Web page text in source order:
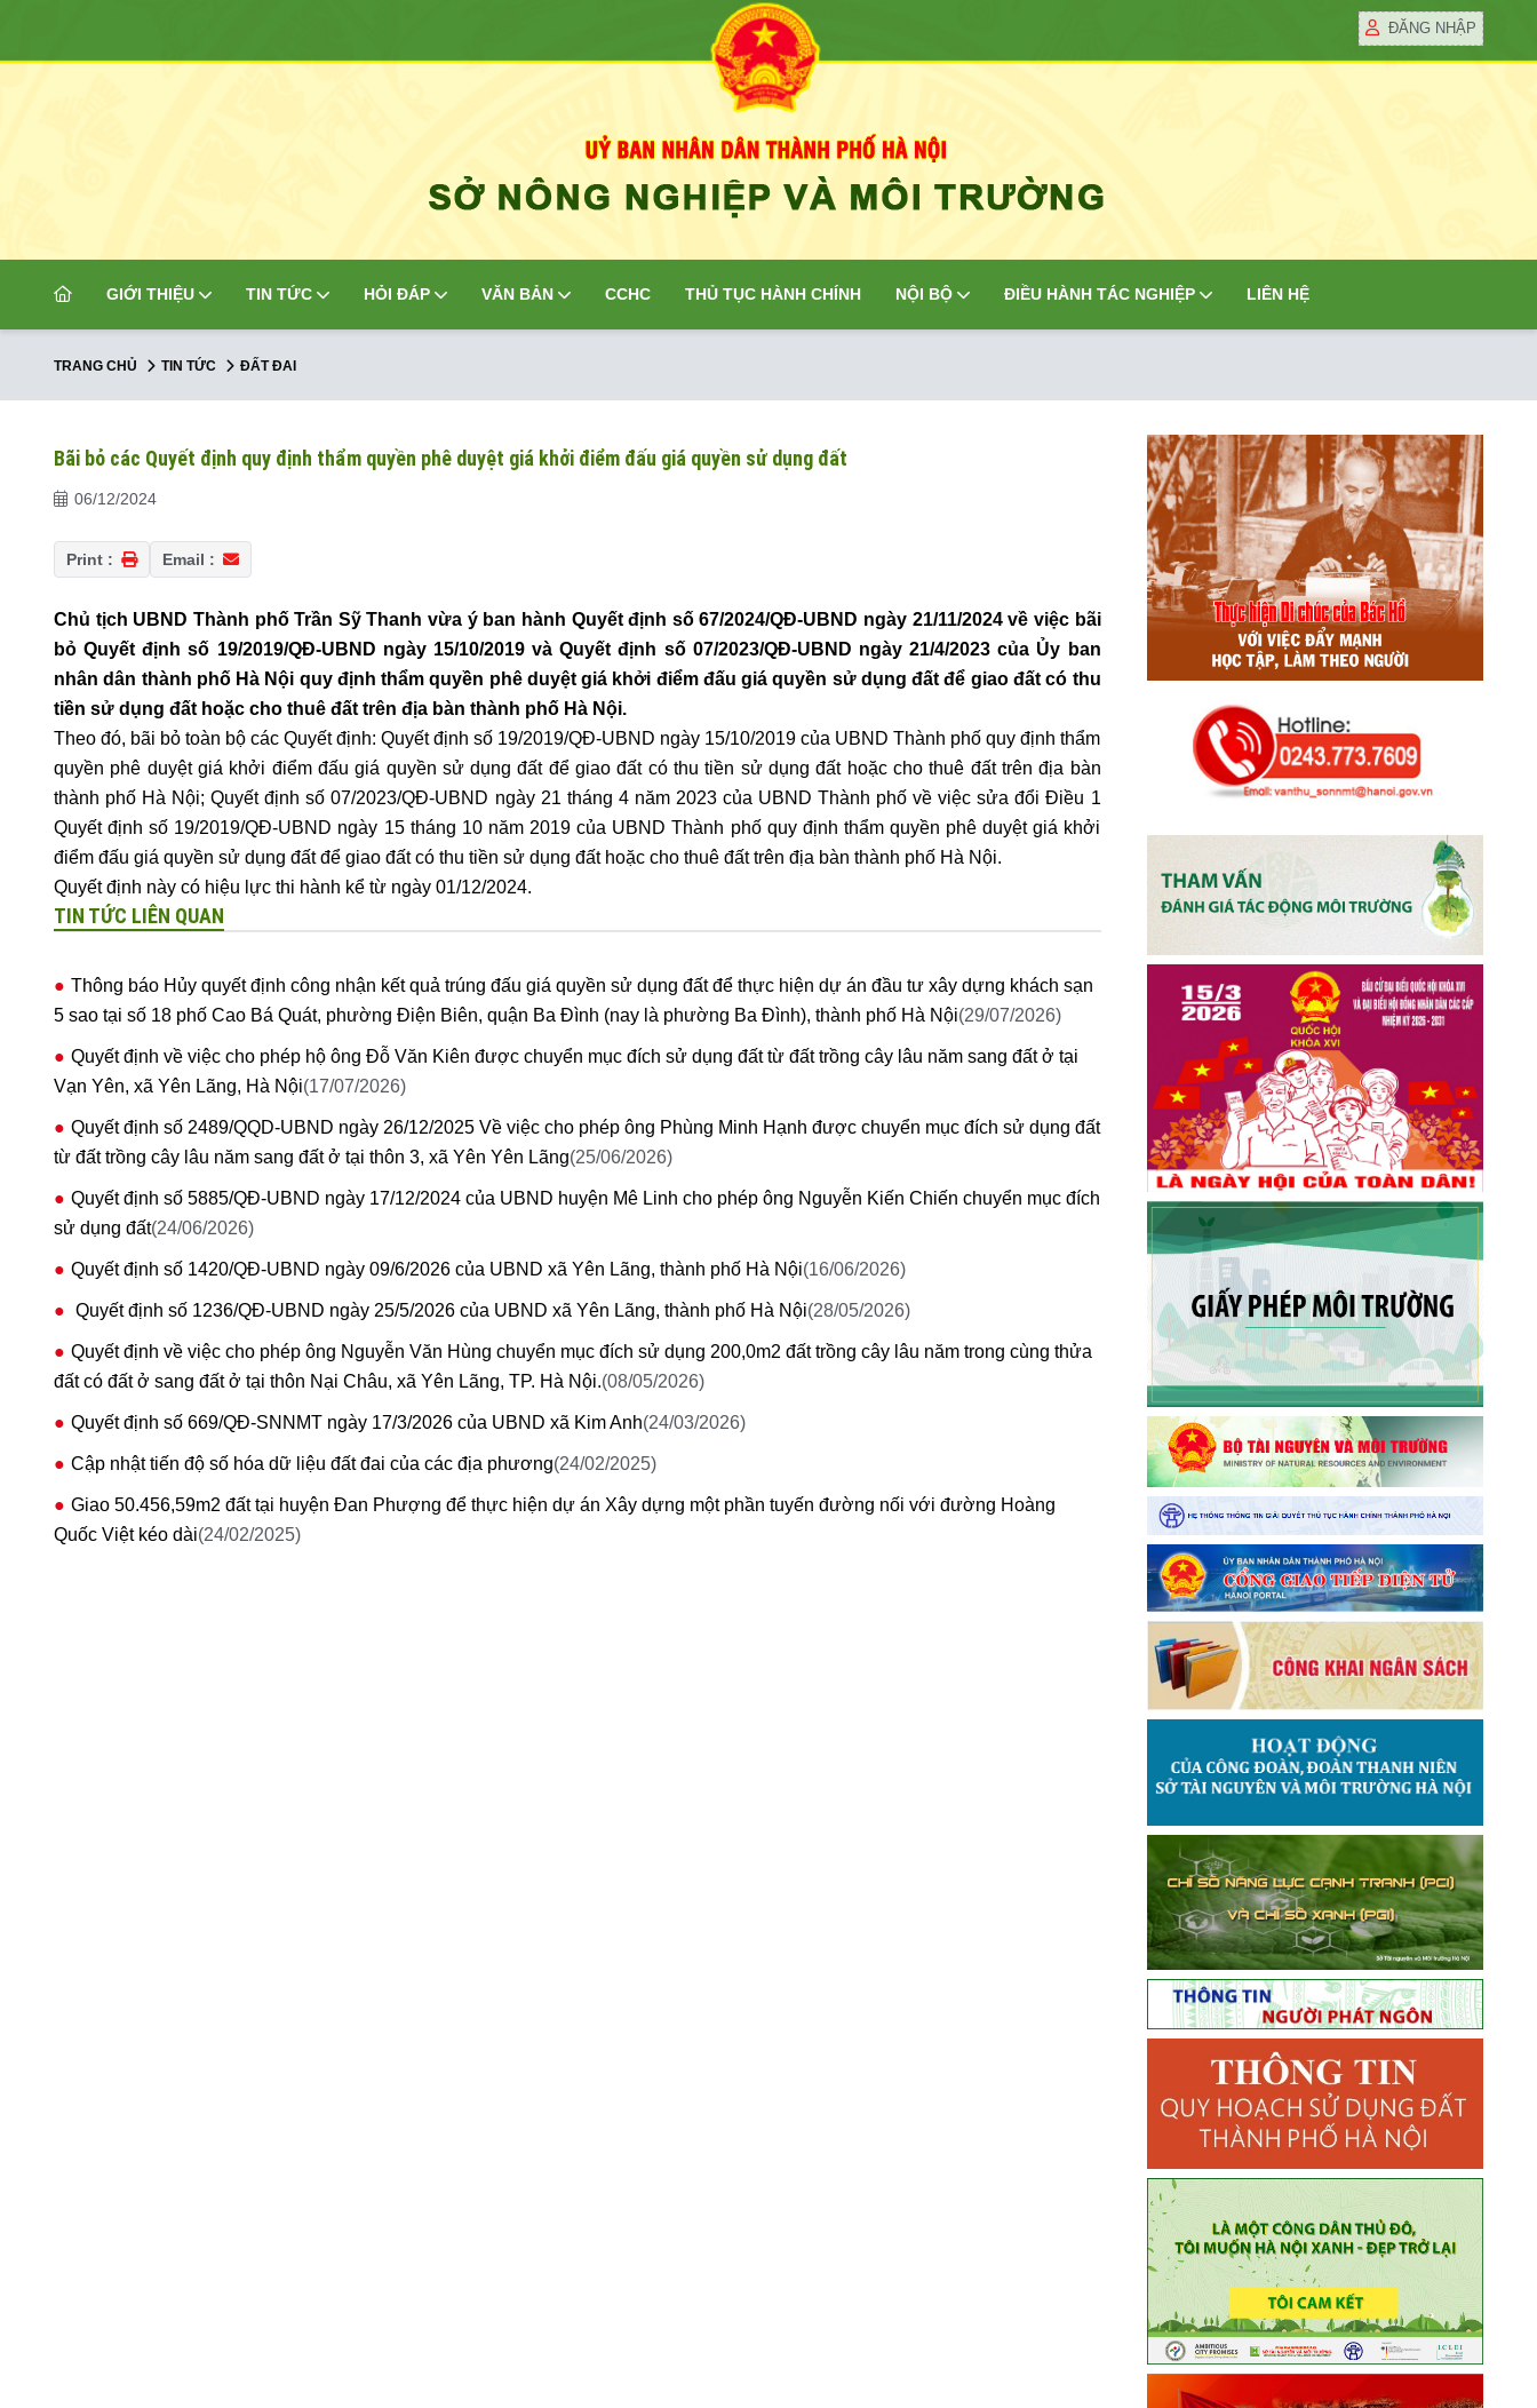
ĐĂNG NHẬP
GIỚI THIỆU TIN TỨC HỎI ĐÁP VĂN BẢN CCHC THỦ TỤC HÀNH CHÍNH NỘI BỘ ĐIỀU HÀNH TÁC NGHIỆP LIÊN HỆ
TRANG CHỦ TIN TỨC ĐẤT ĐAI
Bãi bỏ các Quyết định quy định thẩm quyền phê duyệt giá khởi điểm đấu giá quyền sử dụng đất
06/12/2024
Print : Email :
Chủ tịch UBND Thành phố Trần Sỹ Thanh vừa ý ban hành Quyết định số 67/2024/QĐ-UBND ngày 21/11/2024 về việc bãi
bỏ Quyết định số 19/2019/QĐ-UBND ngày 15/10/2019 và Quyết định số 07/2023/QĐ-UBND ngày 21/4/2023 của Ủy ban
nhân dân thành phố Hà Nội quy định thẩm quyền phê duyệt giá khởi điểm đấu giá quyền sử dụng đất để giao đất có thu
tiền sử dụng đất hoặc cho thuê đất trên địa bàn thành phố Hà Nội.
Theo đó, bãi bỏ toàn bộ các Quyết định: Quyết định số 19/2019/QĐ-UBND ngày 15/10/2019 của UBND Thành phố quy định thẩm
quyền phê duyệt giá khởi điểm đấu giá quyền sử dụng đất để giao đất có thu tiền sử dụng đất hoặc cho thuê đất trên địa bàn
thành phố Hà Nội; Quyết định số 07/2023/QĐ-UBND ngày 21 tháng 4 năm 2023 của UBND Thành phố về việc sửa đổi Điều 1
Quyết định số 19/2019/QĐ-UBND ngày 15 tháng 10 năm 2019 của UBND Thành phố quy định thẩm quyền phê duyệt giá khởi
điểm đấu giá quyền sử dụng đất để giao đất có thu tiền sử dụng đất hoặc cho thuê đất trên địa bàn thành phố Hà Nội.
Quyết định này có hiệu lực thi hành kể từ ngày 01/12/2024.
TIN TỨC LIÊN QUAN
Thông báo Hủy quyết định công nhận kết quả trúng đấu giá quyền sử dụng đất để thực hiện dự án đầu tư xây dựng khách sạn
5 sao tại số 18 phố Cao Bá Quát, phường Điện Biên, quận Ba Đình (nay là phường Ba Đình), thành phố Hà Nội(29/07/2026)
Quyết định về việc cho phép hộ ông Đỗ Văn Kiên được chuyển mục đích sử dụng đất từ đất trồng cây lâu năm sang đất ở tại
Vạn Yên, xã Yên Lãng, Hà Nội(17/07/2026)
Quyết định số 2489/QQD-UBND ngày 26/12/2025 Về việc cho phép ông Phùng Minh Hạnh được chuyển mục đích sử dụng đất
từ đất trồng cây lâu năm sang đất ở tại thôn 3, xã Yên Yên Lãng(25/06/2026)
Quyết định số 5885/QĐ-UBND ngày 17/12/2024 của UBND huyện Mê Linh cho phép ông Nguyễn Kiến Chiến chuyển mục đích
sử dụng đất(24/06/2026)
Quyết định số 1420/QĐ-UBND ngày 09/6/2026 của UBND xã Yên Lãng, thành phố Hà Nội(16/06/2026)
Quyết định số 1236/QĐ-UBND ngày 25/5/2026 của UBND xã Yên Lãng, thành phố Hà Nội(28/05/2026)
Quyết định về việc cho phép ông Nguyễn Văn Hùng chuyển mục đích sử dụng 200,0m2 đất trồng cây lâu năm trong cùng thửa
đất có đất ở sang đất ở tại thôn Nại Châu, xã Yên Lãng, TP. Hà Nội.(08/05/2026)
Quyết định số 669/QĐ-SNNMT ngày 17/3/2026 của UBND xã Kim Anh(24/03/2026)
Cập nhật tiến độ số hóa dữ liệu đất đai của các địa phương(24/02/2025)
Giao 50.456,59m2 đất tại huyện Đan Phượng để thực hiện dự án Xây dựng một phần tuyến đường nối với đường Hoàng
Quốc Việt kéo dài(24/02/2025)